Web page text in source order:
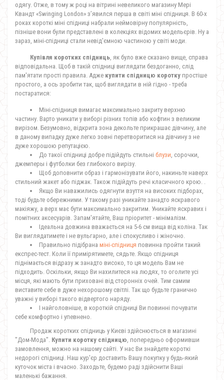
одягу. Отже, в тому ж році на вітрині невеликого магазину Мері
Квандт «Swinging London» з’явился перша в світі міні спідниця. В 60-х
роках короткі міні спідниці набрали неймовірну популярність,
пізніше вони були представлені в колекціях відомих модельєрів. Ну а
зараз, міні-спідниці стали невід'ємною частиною у світі моди.
Купівля коротких спідниць, як було вже сказано вище, справа
відповідальна. Щоб в такій спідниці виглядати бездоганно, слід
пам'ятати прості правила. Адже купити спідницю коротку простіше
простого, а ось зробити так, щоб виглядати в ній гідно - треба
постаратися:
Міні-спідниця вимагає максимально закриту верхню
частину. Варто уникати у виборі різних топів або кофтин з великим
вирізом. Безумовно, відкрита зона декольте прикрашає дівчину, але
в даному випадку дуже легко зовні перетворитися на дівчину з не
дуже хорошою репутацією.
До такої спідниці добре підійдуть стильні блузи, сорочки,
джемперы і футболки без глибокого вирізу.
Щоб доповнити образ і гармонізувати його, накиньте наверх
стильний жакет або піджак. Також підійдуть речі класичного крою. .
Якщо Ви наважились одягнути взуття на високих підборах,
тоді будьте обережними. У такому разі уникайте занадто яскравого
макіяжу, а верх має бути максимально закритим. Уникайте яскравих і
помітних аксесуарів. Запам'ятайте, Ваш пріоритет - мінімалізм.
Ідеальна довжина вважається на 5-6 см вища від коліна. Так
Ви виглядатимете і не вульгарно, але і спокусливо і жіночно.
Правильно підібрана міні-спідниця повинна пройти такий
експрес-тест. Коли її примірятимете, сядьте. Якщо спідниця
піднімається відразу ж занадто високо, то ця модель Вам не
підходить. Оскільки, якщо Ви нахилитеся на людях, то оголите усі
місця, які мають бути приховані від сторонніх очей. Тим самим
виставите себе в дуже нехорошому світлі. Так що будьте гранично
уважні у виборі такого відвертого наряду.
І найголовніше, в короткій спідниці Ви повинні почувати
себе комфортно і упевнено.
Продаж коротких спідниць у Києві здійснюється в магазині
"Дом-Мода". Купити коротку спідницю, попередньо оформивши
замовлення, можно на нашому сайті. У нас Ви знайдете короткі
недорогі спідниці. Наш кур'єр доставить Вашу покупку у будь-який
куточок міста і вчасно. Заходьте, будемо раді здійснити Ваші
маленькі бажання.